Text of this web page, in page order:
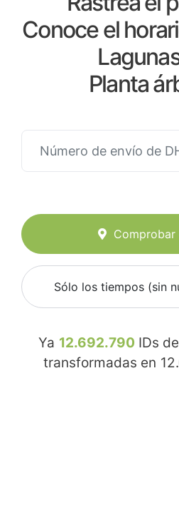
Conoce el
Planta
Comprobar
Sólo los tiempos (sin
Ya 12.692.790 IDs
transformadas en